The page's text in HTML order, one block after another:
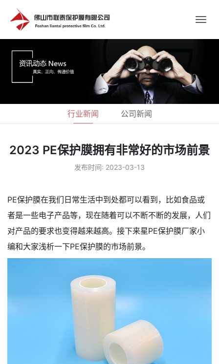
行业新闻 公司新闻
2023 PE保护膜拥有非常好的市场前景
发布时间: 2023-03-13
PE保护膜在我们日常生活中到处都可以看到，比如食品或
者是一些电子产品等，现在随着可以不断不断的发展，人们
对产品的要求也变得越来越高。接下来星PE保护膜厂家小
编和大家浅析一下PE保护膜的市场前景。